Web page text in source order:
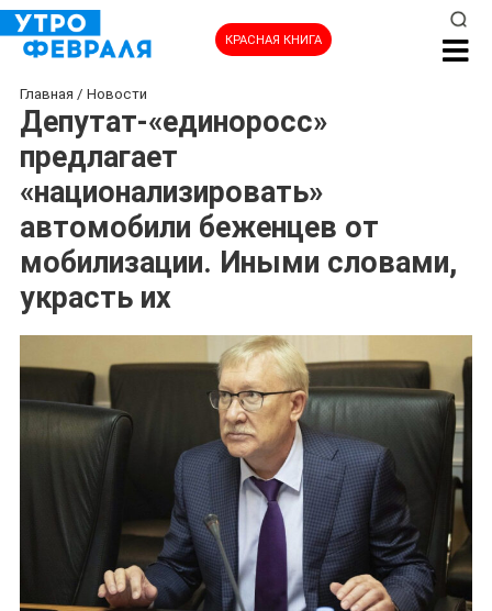
КРАСНАЯ КНИГА
Главная / Новости
Депутат-«единоросс»
предлагает
«национализировать»
автомобили беженцев от
мобилизации. Иными словами,
украсть их